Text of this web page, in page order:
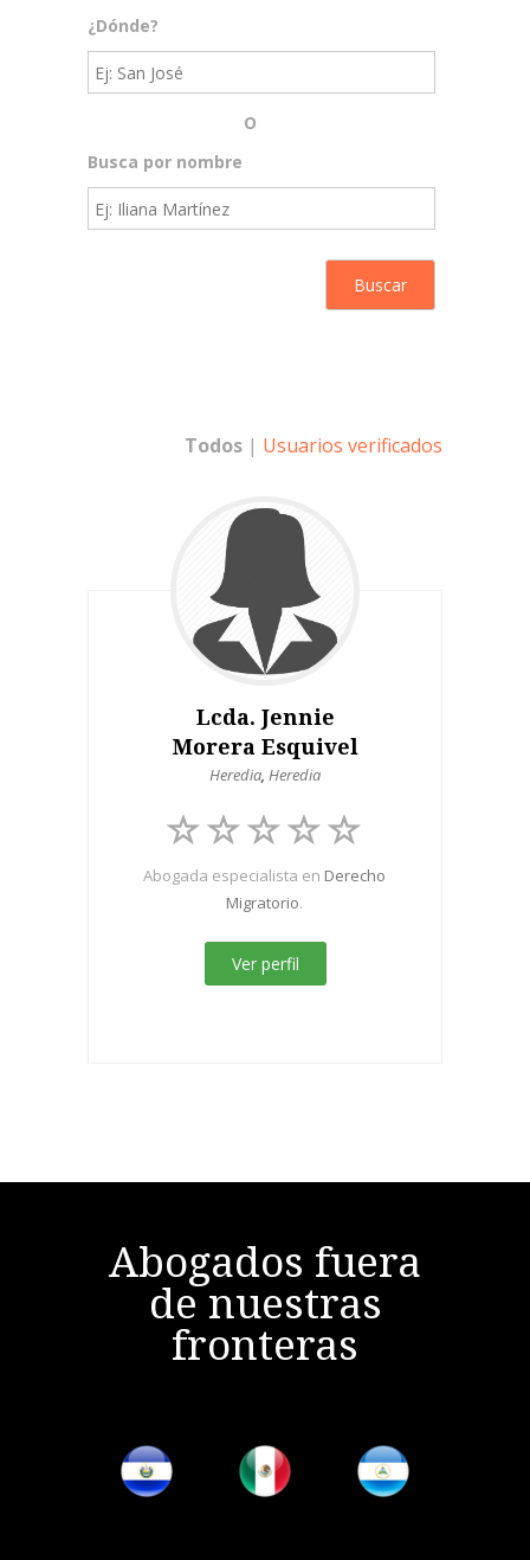
¿Dónde?
O
Busca por nombre
Todos | Usuarios verificados
Lcda. Jennie
Morera Esquivel
Heredia, Heredia
Abogada especialista en Derecho
Migratorio.
Ver perfil
Abogados fuera
de nuestras
fronteras